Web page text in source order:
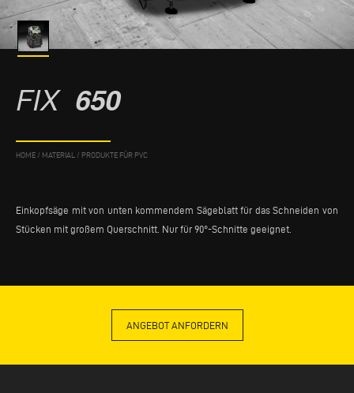
FIX 650
HOME / MATERIAL / PRODUKTE FÜR PVC
Einkopfsäge mit von unten kommendem Sägeblatt für das Schneiden von
Stücken mit großem Querschnitt. Nur für 90°-Schnitte geeignet.
ANGEBOT ANFORDERN